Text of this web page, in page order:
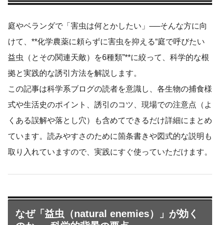
庭やベランダで「害虫は何とかしたい」──そんな方に向
けて、**化学農薬に頼らずに害虫を抑える“庭で呼びたい
益虫（とその関連天敵）を6種類”**に絞って、科学的な根
拠と実践的な誘引方法を解説します。
この記事は科学系ブログの読者を意識し、各生物の捕食様
式や生活史のポイント、誘引のコツ、現場での注意点（よ
くある誤解や落とし穴）も含めてできるだけ詳細にまとめ
ています。読みやすさのために箇条書きや図式的な説明も
取り入れていますので、実践にすぐ使っていただけます。
なぜ「益虫（natural enemies）」が効く